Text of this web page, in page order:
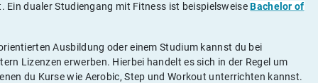
dualer Studiengang mit Fitness ist beispielsweiseBachelor of
Ausbildung oder einem Studium kannst du bei
Lizenzen erwerben. Hierbei handelt es sich in der Regel um
du Kurse wie Aerobic, Step und Workout unterrichten kannst.